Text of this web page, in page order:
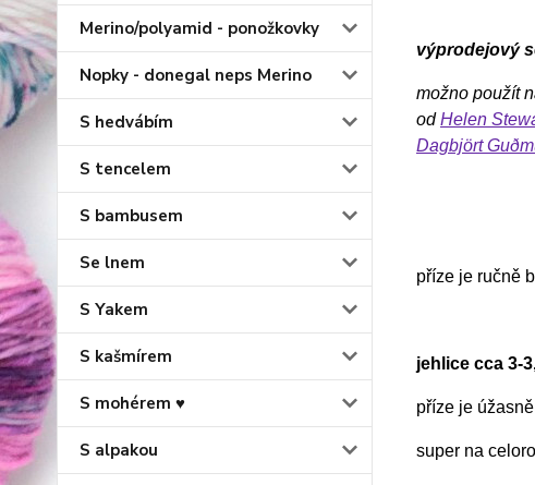
Merino/polyamid - ponožkovky
Nopky - donegal neps Merino
S hedvábím
S tencelem
S bambusem
Se lnem
S Yakem
S kašmírem
S mohérem ♥
S alpakou
výprodejový
možno použít
odHelen
Dagbjört
příze je ručně
jehlice cca 3-
příze je
super na